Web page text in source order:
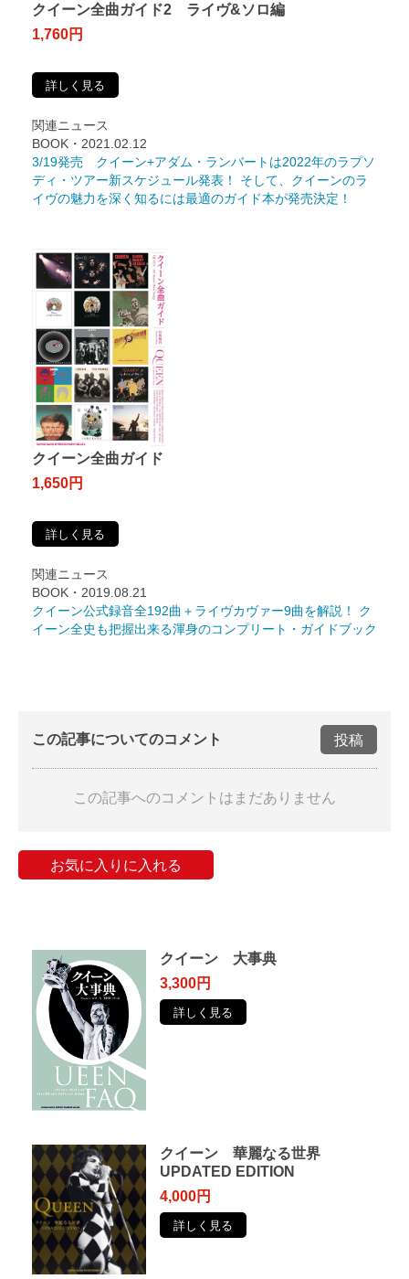
クイーン全曲ガイド2 ライヴ&ソロ編
1,760円
詳しく見る
関連ニュース
BOOK・2021.02.12
3/19発売 クイーン+アダム・ランバートは2022年のラプソ
ディ・ツアー新スケジュール発表！ そして、クイーンのラ
イヴの魅力を深く知るには最適のガイド本が発売決定！
クイーン全曲ガイド
1,650円
詳しく見る
関連ニュース
BOOK・2019.08.21
クイーン公式録音全192曲＋ライヴカヴァー9曲を解説！ ク
イーン全史も把握出来る渾身のコンプリート・ガイドブック
この記事についてのコメント 投稿
この記事へのコメントはまだありません
お気に入りに入れる
クイーン 大事典
3,300円
詳しく見る
クイーン 華麗なる世界
UPDATED EDITION
4,000円
詳しく見る